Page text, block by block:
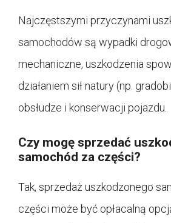
Najczęstszymi przyczynami
samochodów są wypadki
mechaniczne, uszkodzenia
działaniem sił natury (np.
obsłudze i konserwacji pojazdu.
Czy mogę sprzedać
samochód za części?
Tak, sprzedaż uszkodzonego
części może być opłacalną